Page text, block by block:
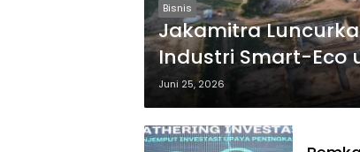
Bisnis
Jakamitra
Industri Smart-Eco
Juni 25, 2026